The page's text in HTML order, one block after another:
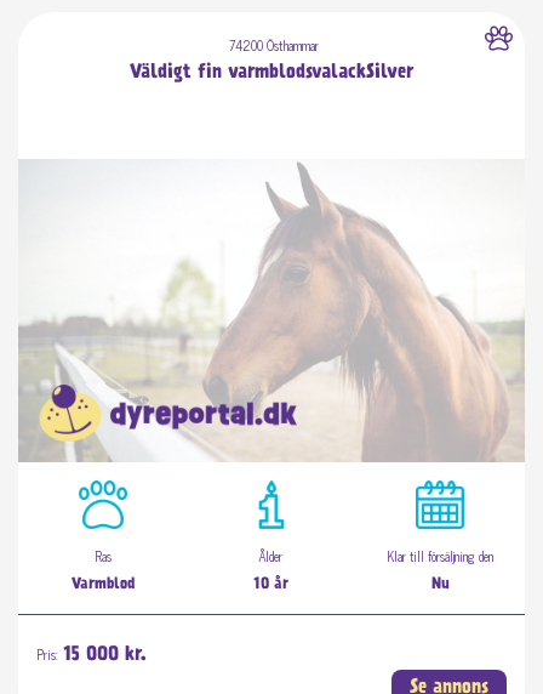
74200 Östhammar
Väldigt fin varmblodsvalackSilver
Ras
Varmblod
Ålder
10 år
Klar till försäljning den
Nu
Pris: 15 000 kr.
Se annons